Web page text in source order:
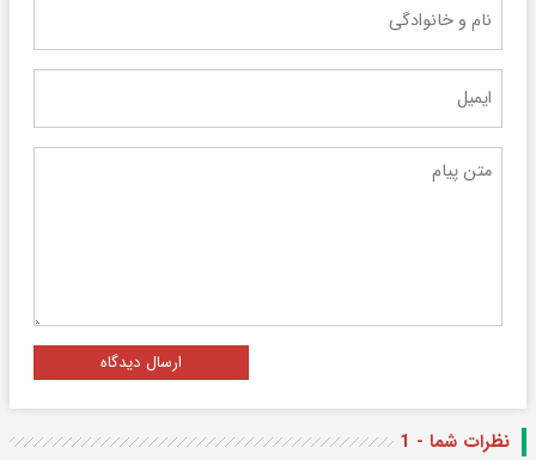
ارسال دیدگاه
نظرات شما - 1